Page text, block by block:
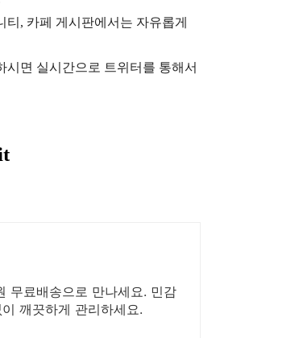
, 카페 게시판에서는 자유롭게
시면 실시간으로 트위터를 통해서
무료배송으로 만나세요. 민감
깨끗하게 관리하세요.